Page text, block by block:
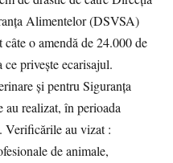
Alimentelor (DSVSA)
o amendă de 24.000 de
privește ecarisajul.
și pentru Siguranța
realizat, în perioada
Verificările au vizat :
de animale,